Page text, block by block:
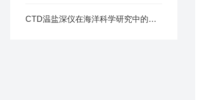
CTD温盐深仪在海洋科学研究中的应用与价值